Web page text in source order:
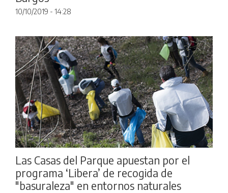
10/10/2019 - 14:28
Las Casas del Parque apuestan por el
programa ‘Libera’ de recogida de
"basuraleza" en entornos naturales